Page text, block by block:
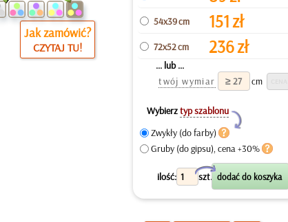
Jak zamówić?
CZYTAJ TU!
54x39 cm 151zł
72x52 cm 236zł
... lub ...
twój wymiar
cm
Wybierztyp szablonu
Y
Zwykły (do farby)
Gruby (do gipsu), cena +30%
ilość: szt.
X